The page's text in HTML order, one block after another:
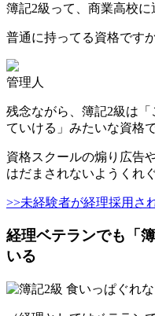
簿記2級って、商業高校
普通に持ってる資格ですか
管理人
残念ながら、簿記2級は
ていける」みたいな資格
資格スクールの煽り広告
はだまされないようくれ
>>未経験者が経理採用さ
経理ベテランでも「
いる